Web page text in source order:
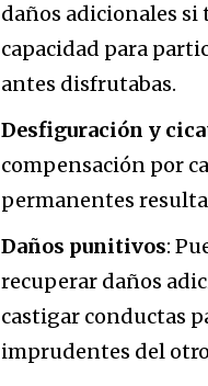
daños adicionales
capacidad para
antes disfrutabas.
Desfiguración y
compensación por
permanentes
Daños punitivos:
recuperar daños
castigar conductas
imprudentes del